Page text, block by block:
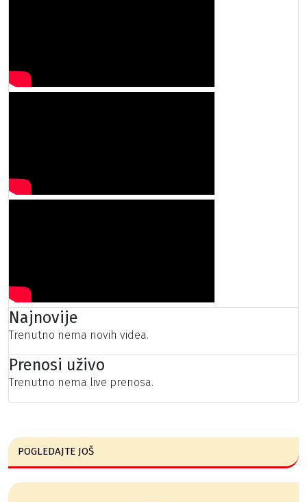
Najnovije
Trenutno nema novih videa.
Prenosi uživo
Trenutno nema live prenosa.
POGLEDAJTE JOŠ